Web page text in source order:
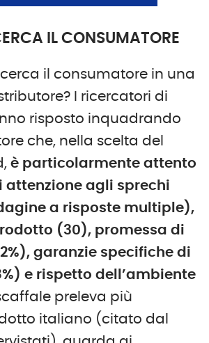
IL CONSUMATORE
il consumatore in una
I ricercatori di
risposto inquadrando
che, nella scelta del
è particolarmente attento
attenzione agli sprechi
a risposte multiple),
(30), promessa di
garanzie specifiche di
e rispetto dell’ambiente
preleva più
italiano (citato dal